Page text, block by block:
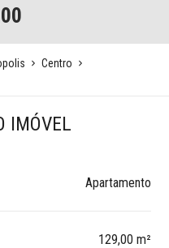
Centro
IMÓVEL
Apartamento
129,00 m²